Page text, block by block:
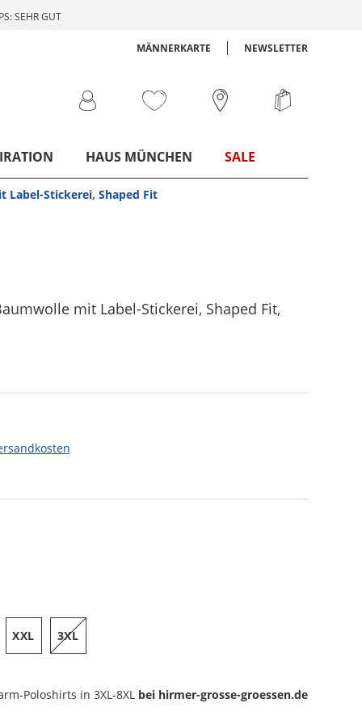
SEHR GUT
MÄNNERKARTE NEWSLETTER
HAUS MÜNCHEN SALE
Label-Stickerei, Shaped Fit
mit Label-Stickerei, Shaped Fit,
XXL 3XL
Poloshirts in 3XL-8XL bei hirmer-grosse-groessen.de